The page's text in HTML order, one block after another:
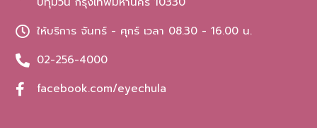
ให้บริการ จันทร์ - ศุกร์ เวลา 08.30 - 16.00 น.
02-256-4000
facebook.com/eyechula